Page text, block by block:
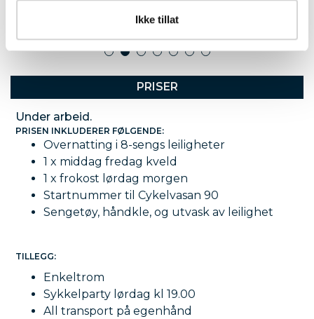
Ikke tillat
1 2 3 4 5 6 7
PRISER
Under arbeid.
PRISEN INKLUDERER FØLGENDE:
Overnatting i 8-sengs leiligheter
1 x middag fredag kveld
1 x frokost lørdag morgen
Startnummer til Cykelvasan 90
Sengetøy, håndkle, og utvask av leilighet
TILLEGG:
Enkeltrom
Sykkelparty lørdag kl 19.00
All transport på egenhånd